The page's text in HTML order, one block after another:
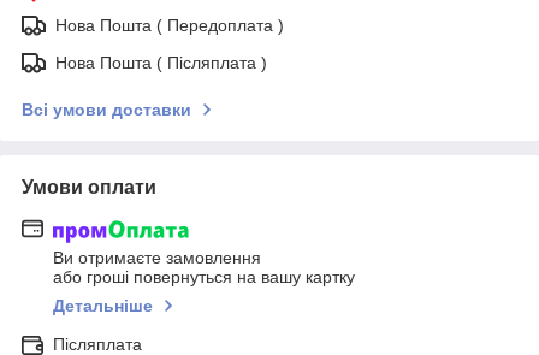
Нова Пошта ( Передоплата )
Нова Пошта ( Післяплата )
Всі умови доставки
Умови оплати
Ви отримаєте замовлення
або гроші повернуться на вашу картку
Детальніше
Післяплата